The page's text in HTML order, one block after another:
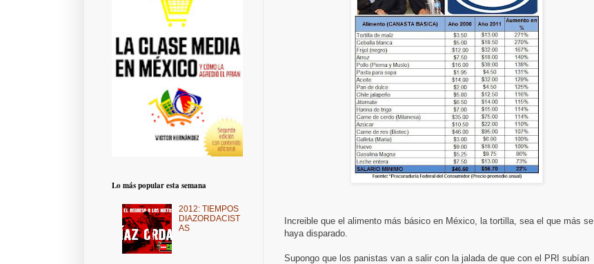
Increible que el alimento más básico en México, la tortilla, sea el que más se
haya disparado.
Supongo que los panistas van a salir con la jalada de que con el PRI subían
Lo más popular esta semana
2012: TIEMPOS
DIAZORDACIST
AS